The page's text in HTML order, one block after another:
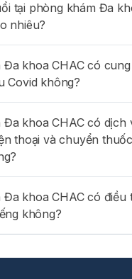
tại phòng khám Đa
nhiêu?
Đa khoa CHAC có
Covid không?
Đa khoa CHAC có dịch
thoại và chuyển
Đa khoa CHAC có điều
không?